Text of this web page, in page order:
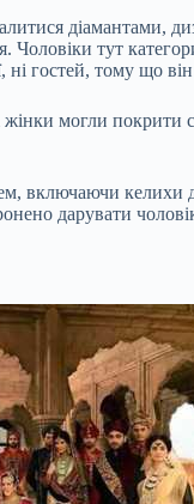
діамантами,
Чоловіки тут
ні гостей, тому що
жінки могли
включаючи
дарувати